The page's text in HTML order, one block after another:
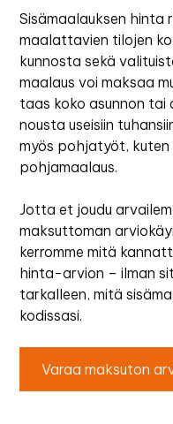
Sisämaalauksen hinta
maalattavien tilojen
kunnosta sekä
maalaus voi maksaa
taas koko asunnon tai
nousta useisiin
myös pohjatyöt, kuten
pohjamaalaus.
Jotta et joudu
maksuttoman
kerromme mitä
hinta-arvion – ilman
tarkalleen, mitä
kodissasi.
Varaa maksuton